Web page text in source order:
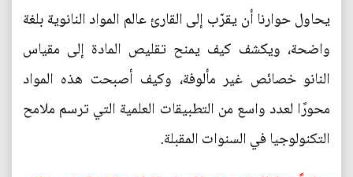
يحاول حوارنا أن يقرّب إلى القارئ عالم المواد النانوية بلغة
واضحة، ويكشف كيف يمنح تقليص المادة إلى مقياس
النانو خصائص غير مألوفة، وكيف أصبحت هذه المواد
محورًا لعدد واسع من التطبيقات العلمية التي ترسم ملامح
التكنولوجيا في السنوات المقبلة.